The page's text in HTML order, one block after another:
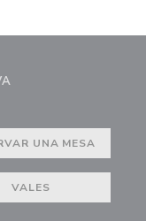
UNA MESA
VALES